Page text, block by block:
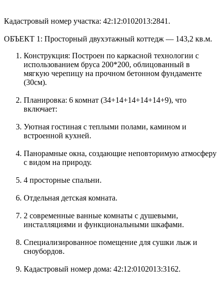
Кадастровый номер участка: 42:12:0102013:2841.
ОБЪЕКТ 1: Просторный двухэтажный коттедж — 143,2 кв.м.
Конструкция: Построен по каркасной технологии с
использованием бруса 200*200, облицованный в
мягкую черепицу на прочном бетонном фундаменте
(30см).
Планировка: 6 комнат (34+14+14+14+14+9), что
включает:
Уютная гостиная с теплыми полами, камином и
встроенной кухней.
Панорамные окна, создающие неповторимую атмосферу
с видом на природу.
4 просторные спальни.
Отдельная детская комната.
2 современные ванные комнаты с душевыми,
инсталляциями и функциональными шкафами.
Специализированное помещение для сушки лыж и
сноубордов.
Кадастровый номер дома: 42:12:0102013:3162.